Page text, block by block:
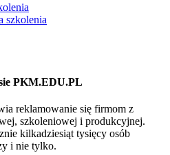
szkolenia
PKM.EDU.PL
reklamowanie się firmom z
szkoleniowej i produkcyjnej.
kilkadziesiąt tysięcy osób
i nie tylko.